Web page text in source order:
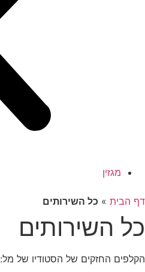
מגזין
דף הבית » כל השירותים
כל השירותים
הקלפים החזקים של הסטודיו של מל: